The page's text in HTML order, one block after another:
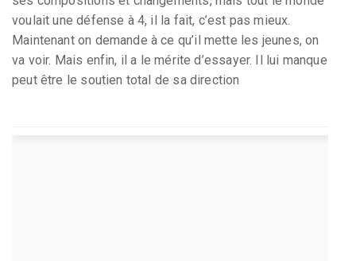
voulait une défense à 4, il la fait, c’est pas mieux.
Maintenant on demande à ce qu’il mette les jeunes, on
va voir. Mais enfin, il a le mérite d’essayer. Il lui manque
peut être le soutien total de sa direction